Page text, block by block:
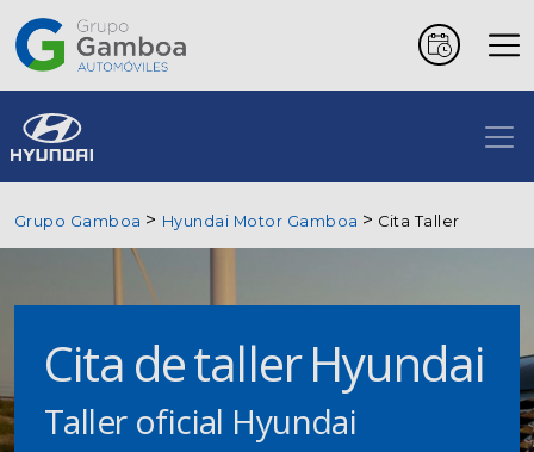
Coches
Marcas
comerciales
Renting
Grupo Gamboa Hyundai Motor Gamboa Cita Taller
Cita de taller Hyundai
Taller oficial Hyundai